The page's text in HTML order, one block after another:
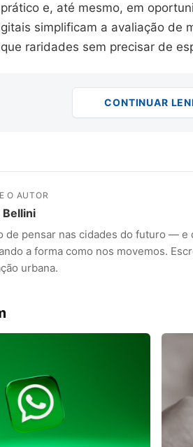
e, até mesmo, em
simplificam a avaliação de
raridades sem precisar de
CONTINUAR
O AUTOR
Bellini
de pensar nas cidades do futuro — e
a forma como nos movemos.
urbana.